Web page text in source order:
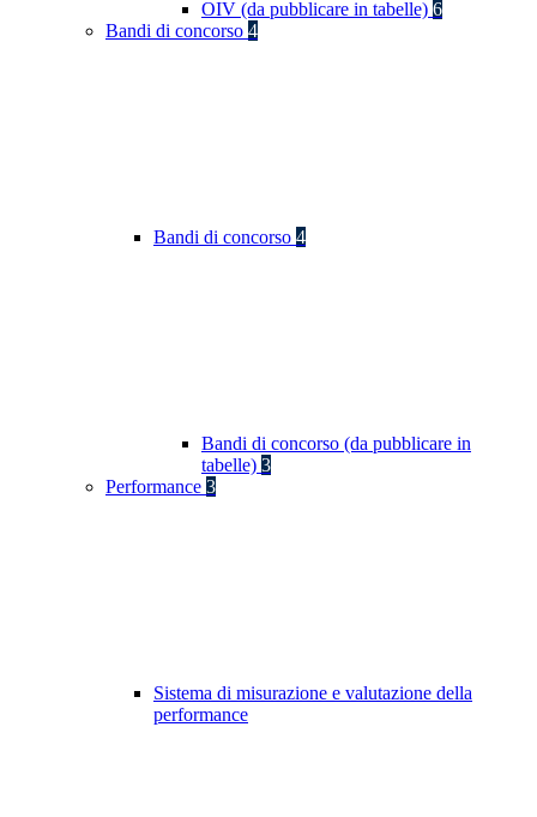
OIV (da pubblicare in tabelle) 6
Bandi di concorso 4
Bandi di concorso 4
Bandi di concorso (da pubblicare in
tabelle) 3
Performance 3
Sistema di misurazione e valutazione della
performance